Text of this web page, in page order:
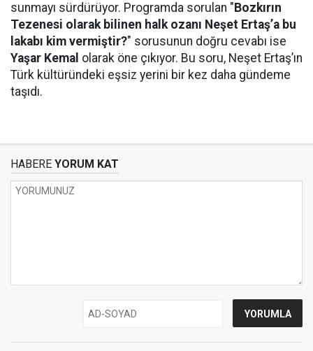
sunmayı sürdürüyor. Programda sorulan " Bozkırın
Tezenesi olarak bilinen halk ozanı Neşet Ertaş’a bu
lakabı kim vermiştir?" sorusunun doğru cevabı ise
Yaşar Kemal olarak öne çıkıyor. Bu soru, Neşet Ertaş’ın
Türk kültüründeki eşsiz yerini bir kez daha gündeme
taşıdı.
HABERE YORUM KAT